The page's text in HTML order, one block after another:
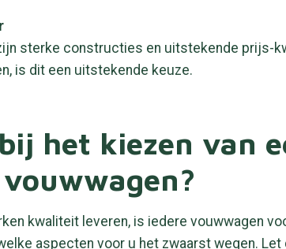
sterke constructies en uitstekende prijs-
is dit een uitstekende keuze.
het kiezen van
kwaliteit leveren, is iedere vouwwagen
aspecten voor u het zwaarst wegen. Let